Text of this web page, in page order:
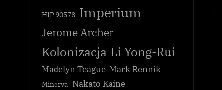
HIP 90578 Imperium
Jerome Archer
Kolonizacja Li Yong-Rui
Madelyn Teague Mark Rennik
Minerva Nakato Kaine